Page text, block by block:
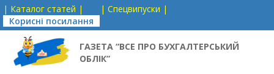
| Каталог статей |
| Спецвипуски |
Корисні посилання
ГАЗЕТА “ВСЕ ПРО БУХГАЛТЕРСЬКИЙ
ОБЛІК”